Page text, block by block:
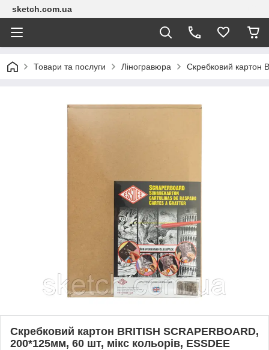
sketch.com.ua
Товари та послуги Ліногравюра Скребковий картон
Скребковий картон BRITISH SCRAPERBOARD,
200*125мм, 60 шт, мікс кольорів, ESSDEE